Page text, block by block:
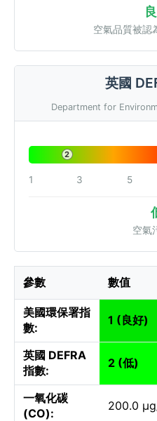
空氣品質被認
英國
Department for
2
1 3 5
空氣
參數 數值
美國環保署指
數:
1 (良好)
英國 DEFRA
指數:
2 (低)
一氧化碳
(CO):
200.0